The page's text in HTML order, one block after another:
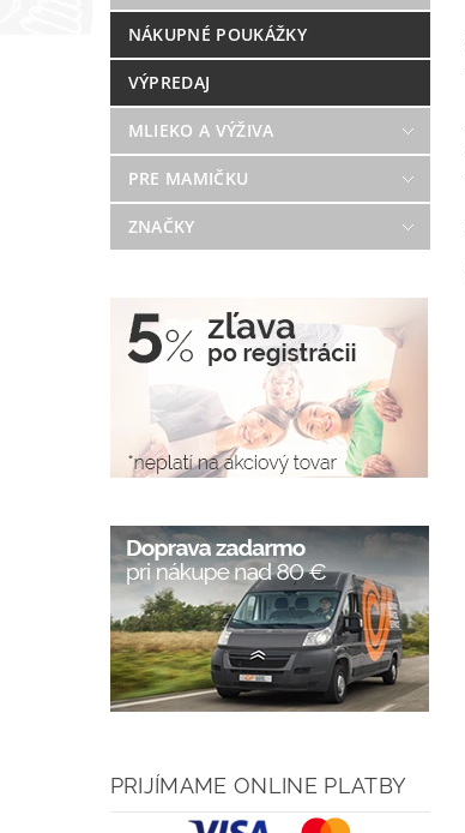
NÁKUPNÉ POUKÁŽKY
VÝPREDAJ
MLIEKO A VÝŽIVA
PRE MAMIČKU
ZNAČKY
PRIJÍMAME ONLINE PLATBY